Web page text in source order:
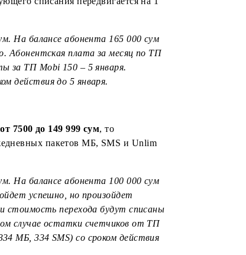
месяц (со дня пополнения баланса).
сум) + 150 000 сум или более, то происходит
и Unlim минут по ТП Mobi 150 в объеме за
следующего списания передвигается на 1
сум. На балансе абонента 165 000 сум
успешно. Абонентская плата за месяц по ТП
абон.платы за ТП Mobi 150 – 5 января.
со сроком действия до 5 января.
сум) + от 7500 до 149 999 сум
ежедневных пакетов МБ, SMS и Unlim